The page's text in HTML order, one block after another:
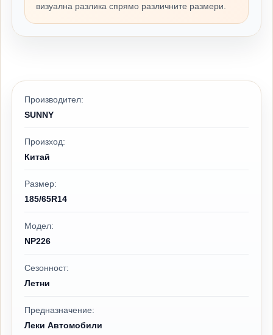
визуална разлика спрямо различните размери.
Производител:
SUNNY
Произход:
Китай
Размер:
185/65R14
Модел:
NP226
Сезонност:
Летни
Предназначение:
Леки Автомобили